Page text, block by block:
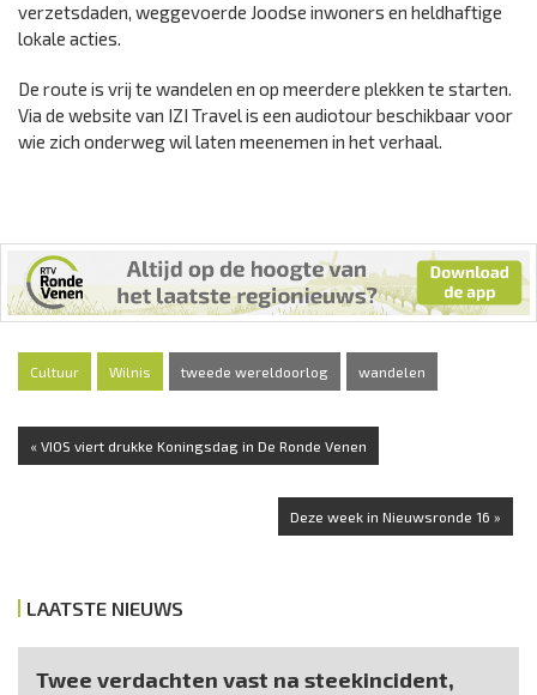
verzetsdaden, weggevoerde Joodse inwoners en heldhaftige
lokale acties.
De route is vrij te wandelen en op meerdere plekken te starten.
Via de website van IZI Travel is een audiotour beschikbaar voor
wie zich onderweg wil laten meenemen in het verhaal.
Cultuur Wilnis tweede wereldoorlog wandelen
« VIOS viert drukke Koningsdag in De Ronde Venen
Deze week in Nieuwsronde 16 »
LAATSTE NIEUWS
Twee verdachten vast na steekincident,